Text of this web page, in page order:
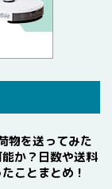
物を送ってみた
か？日数や送料
ことまとめ！